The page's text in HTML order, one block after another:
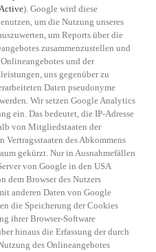
). Google wird diese
um die Nutzung unseres
um Reports über die
zusammenzustellen und
und der
uns gegenüber zu
Daten pseudonyme
Wir setzen Google Analytics
ein. Das bedeutet, die IP-Adresse
von Mitgliedstaaten der
Vertragsstaaten des Abkommens
gekürzt. Nur in Ausnahmefällen
von Google in den USA
dem Browser des Nutzers
anderen Daten von Google
die Speicherung der Cookies
ihrer Browser-Software
hinaus die Erfassung der durch
des Onlineangebotes